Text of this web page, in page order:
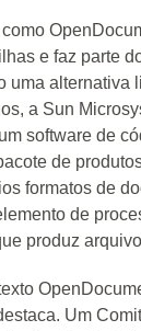
e faz parte
uma alternativa
a Sun
software de
de
formatos de
de
produz
Um